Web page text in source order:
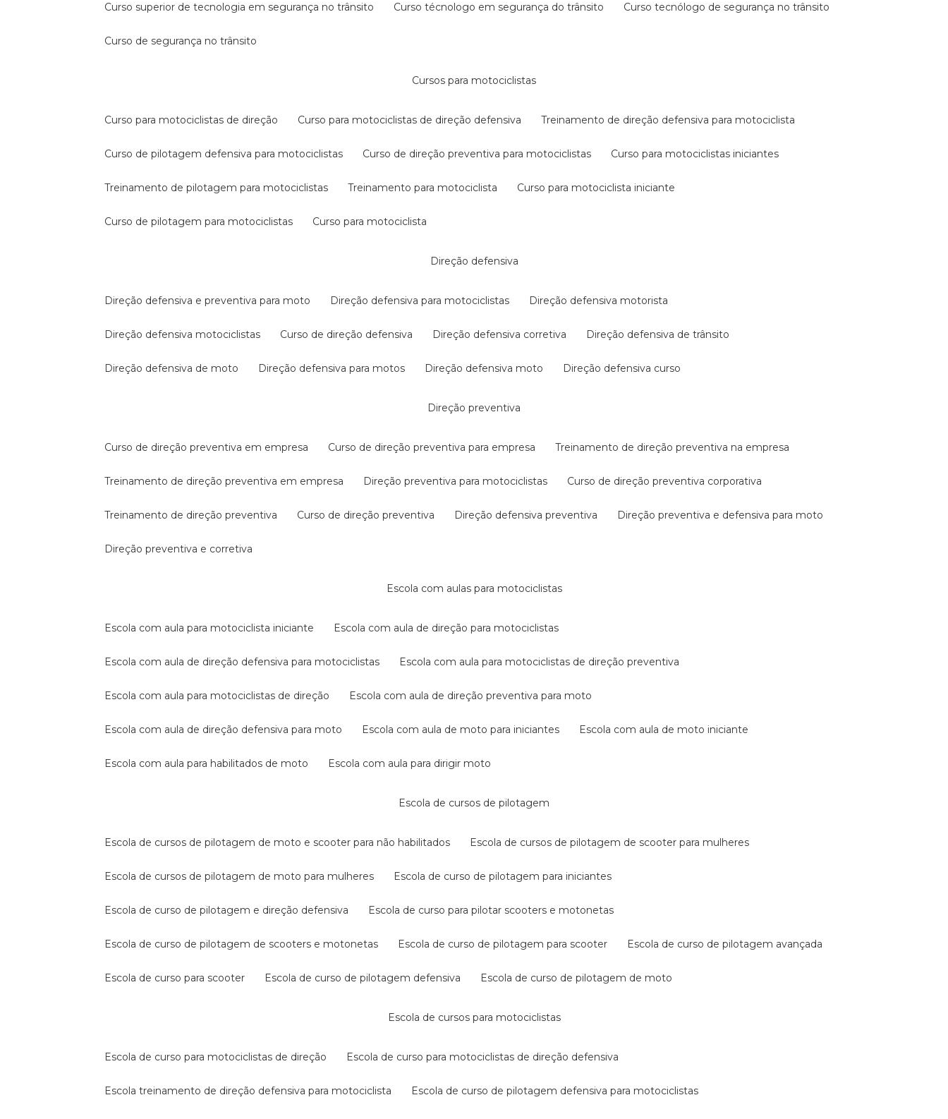
curso superior de tecnologia em segurança no trânsito curso técnologo em segurança do trânsito curso tecnólogo de segurança no trânsito
curso de segurança no trânsito
cursos para motociclistas
curso para motociclistas de direção curso para motociclistas de direção defensiva treinamento de direção defensiva para motociclista
curso de pilotagem defensiva para motociclistas curso de direção preventiva para motociclistas curso para motociclistas iniciantes
treinamento de pilotagem para motociclistas treinamento para motociclista curso para motociclista iniciante
curso de pilotagem para motociclistas curso para motociclista
direção defensiva
direção defensiva e preventiva para moto direção defensiva para motociclistas direção defensiva motorista
direção defensiva motociclistas curso de direção defensiva direção defensiva corretiva direção defensiva de trânsito
direção defensiva de moto direção defensiva para motos direção defensiva moto direção defensiva curso
direção preventiva
curso de direção preventiva em empresa curso de direção preventiva para empresa treinamento de direção preventiva na empresa
treinamento de direção preventiva em empresa direção preventiva para motociclistas curso de direção preventiva corporativa
treinamento de direção preventiva curso de direção preventiva direção defensiva preventiva direção preventiva e defensiva para moto
direção preventiva e corretiva
escola com aulas para motociclistas
escola com aula para motociclista iniciante escola com aula de direção para motociclistas
escola com aula de direção defensiva para motociclistas escola com aula para motociclistas de direção preventiva
escola com aula para motociclistas de direção escola com aula de direção preventiva para moto
escola com aula de direção defensiva para moto escola com aula de moto para iniciantes escola com aula de moto iniciante
escola com aula para habilitados de moto escola com aula para dirigir moto
escola de cursos de pilotagem
escola de cursos de pilotagem de moto e scooter para não habilitados escola de cursos de pilotagem de scooter para mulheres
escola de cursos de pilotagem de moto para mulheres escola de curso de pilotagem para iniciantes
escola de curso de pilotagem e direção defensiva escola de curso para pilotar scooters e motonetas
escola de curso de pilotagem de scooters e motonetas escola de curso de pilotagem para scooter escola de curso de pilotagem avançada
escola de curso para scooter escola de curso de pilotagem defensiva escola de curso de pilotagem de moto
escola de cursos para motociclistas
escola de curso para motociclistas de direção escola de curso para motociclistas de direção defensiva
escola treinamento de direção defensiva para motociclista escola de curso de pilotagem defensiva para motociclistas